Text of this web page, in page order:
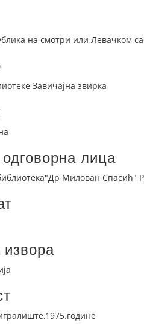
на смотри или Левачком
Завичајна звирка
лица
Милован Спасић"
извора